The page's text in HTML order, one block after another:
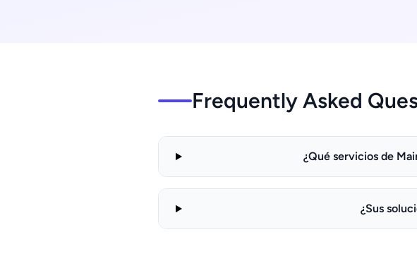
Frequently Asked
¿Qué servicios de
¿Sus